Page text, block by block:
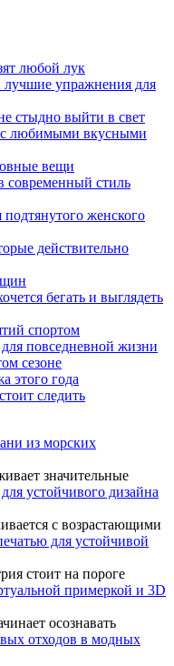
любой лук
упражнения для
стыдно выйти в свет
с любимыми вкусными
вещи
современный стиль
женского
действительно
бегать и выглядеть
спортом
повседневной жизни
сезоне
этого года
следить
из морских
значительные
устойчивого дизайна
с возрастающими
для устойчивой
стоит на пороге
примеркой и 3D
осознавать
отходов в модных